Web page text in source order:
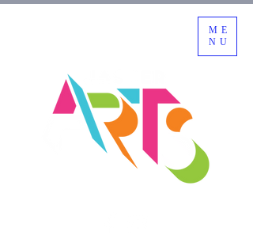
ME
NU